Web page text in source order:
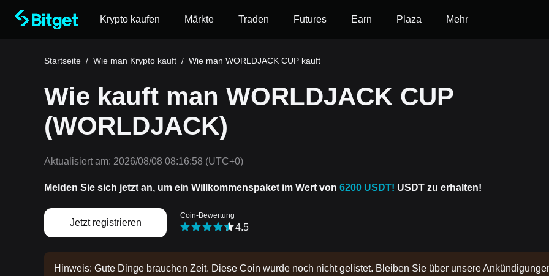
Krypto kaufen Märkte Traden Futures Earn Plaza Mehr
Startseite / Wie man Krypto kauft / Wie man WORLDJACK CUP kauft
Wie kauft man WORLDJACK CUP
(WORLDJACK)
Aktualisiert am: 2026/08/08 08:16:58 (UTC+0)
Melden Sie sich jetzt an, um ein Willkommenspaket im Wert von 6200 USDT! USDT zu erhalten!
Jetzt registrieren
Coin-Bewertung
4.5
Hinweis: Gute Dinge brauchen Zeit. Diese Coin wurde noch nicht gelistet. Bleiben Sie über unsere